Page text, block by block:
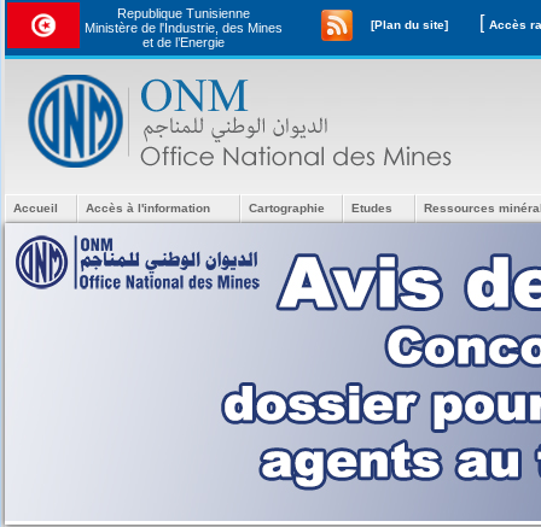
Republique Tunisienne
Ministère de l'Industrie, des Mines
et de l’Energie
[Plan du site] [
Accueil Accès à l'information Cartographie Etudes Ressources